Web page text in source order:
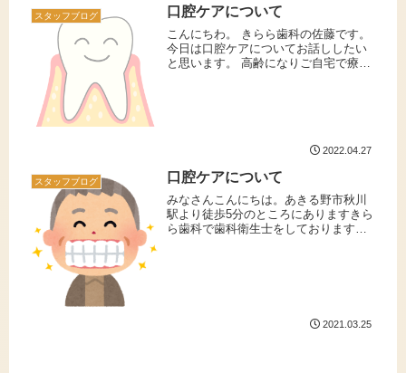
か...
スタッフブログ 口腔ケアについて
こんにちわ。 きらら歯科の佐藤です。
今日は口腔ケアについてお話ししたい
と思います。 高齢になりご自宅で療養
2022.04.27
スタッフブログ 口腔ケアについて
みなさんこんにちは。あきる野市秋川
駅より徒歩5分のところにありますきら
ら歯科で歯科衛生士をしております小
2021.03.25